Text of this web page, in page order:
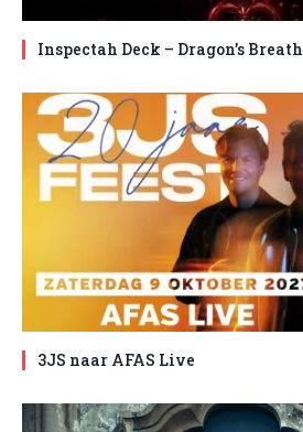
Inspectah Deck – Dragon’s Breath
3JS naar AFAS Live